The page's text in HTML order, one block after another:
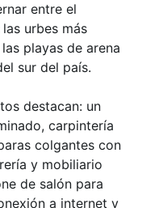
entre el
urbes más
playas de arena
sur del país.
destacan: un
carpintería
colgantes con
y mobiliario
de salón para
a internet y